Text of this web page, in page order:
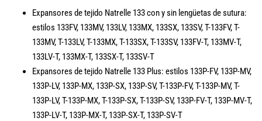
Expansores de tejido Natrelle 133 con y sin lengüetas de sutura:
estilos 133FV, 133MV, 133LV, 133MX, 133SX, 133SV, T-133FV, T-
133MV, T-133LV, T-133MX, T-133SX, T-133SV, 133FV-T, 133MV-T,
133LV-T, 133MX-T, 133SX-T, 133SV-T
Expansores de tejido Natrelle 133 Plus: estilos 133P-FV, 133P-MV,
133P-LV, 133P-MX, 133P-SX, 133P-SV, T-133P-FV, T-133P-MV, T-
133P-LV, T-133P-MX, T-133P-SX, T-133P-SV, 133P-FV-T, 133P-MV-T,
133P-LV-T, 133P-MX-T, 133P-SX-T, 133P-SV-T